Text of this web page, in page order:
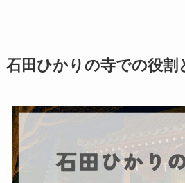
石田ひかりの寺での役割